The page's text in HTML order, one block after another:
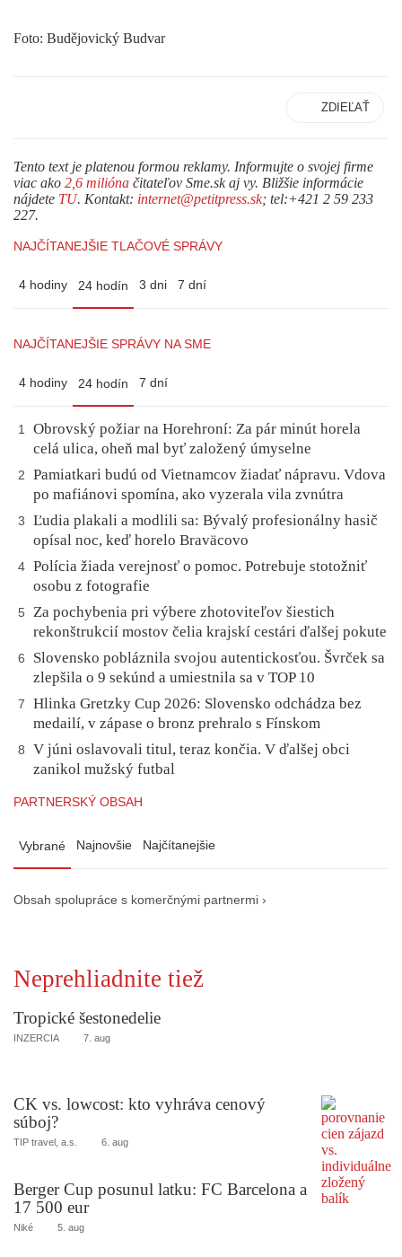
Foto: Budějovický Budvar
ZDIEĽAŤ
Tento text je platenou formou reklamy. Informujte o svojej firme
viac ako 2,6 milióna čitateľov Sme.sk aj vy. Bližšie informácie
nájdete TU. Kontakt: internet@petitpress.sk; tel:+421 2 59 233
227.
NAJČÍTANEJŠIE TLAČOVÉ SPRÁVY
4 hodiny 24 hodín 3 dni 7 dní
NAJČÍTANEJŠIE SPRÁVY NA SME
4 hodiny 24 hodín 7 dní
1
Obrovský požiar na Horehroní: Za pár minút horela
celá ulica, oheň mal byť založený úmyselne
2
Pamiatkari budú od Vietnamcov žiadať nápravu. Vdova
po mafiánovi spomína, ako vyzerala vila zvnútra
3
Ľudia plakali a modlili sa: Bývalý profesionálny hasič
opísal noc, keď horelo Braväcovo
4 Polícia žiada verejnosť o pomoc. Potrebuje stotožniť
osobu z fotografie
5
Za pochybenia pri výbere zhotoviteľov šiestich
rekonštrukcií mostov čelia krajskí cestári ďalšej pokute
6
Slovensko pobláznila svojou autentickosťou. Švrček sa
zlepšila o 9 sekúnd a umiestnila sa v TOP 10
7
Hlinka Gretzky Cup 2026: Slovensko odchádza bez
medailí, v zápase o bronz prehralo s Fínskom
8
V júni oslavovali titul, teraz končia. V ďalšej obci
zanikol mužský futbal
PARTNERSKÝ OBSAH
Vybrané Najnovšie Najčítanejšie
Obsah spolupráce s komerčnými partnermi ›
Neprehliadnite tiež
Tropické šestonedelie
INZERCIA 7. aug
CK vs. lowcost: kto vyhráva cenový
súboj?
TIP travel, a.s. 6. aug
Berger Cup posunul latku: FC Barcelona a
17 500 eur
Niké 5. aug